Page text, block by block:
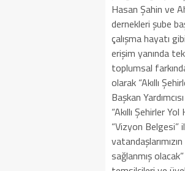
Hasan Şahin ve
dernekleri şube
çalışma hayatı
erişim yanında
toplumsal
olarak “Akıllı
Başkan
“Akıllı Şehirler
“Vizyon Belgesi”
sağlanmış